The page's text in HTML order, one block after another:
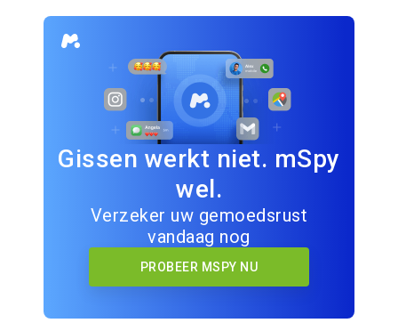
Gissen werkt niet. mSpy
wel.
Verzeker uw gemoedsrust
vandaag nog
PROBEER MSPY NU